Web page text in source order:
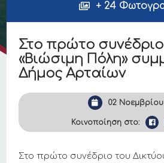
+ 24
Στο πρώτο συνέδριο
«Βιώσιμη Πόλη»
Δήμος Αρταίων
02 Νοεμβρίου
Κοινοποίηση στο:
Στο πρώτο συνέδριο του